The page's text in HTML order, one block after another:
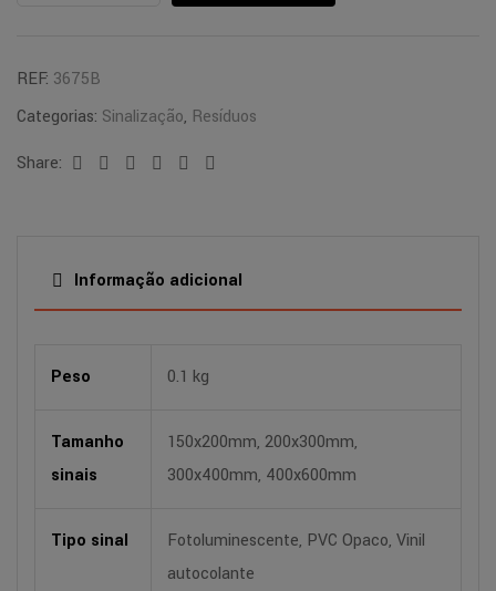
REF: 3675B
Categorias: Sinalização, Resíduos
Share:
Facebook
TwitterLinkedinGoogle+Pinterest
Informação adicional
Peso 0.1 kg
Tamanho
sinais
150x200mm, 200x300mm,
300x400mm, 400x600mm
Tipo sinal
Fotoluminescente, PVC Opaco, Vinil
autocolante